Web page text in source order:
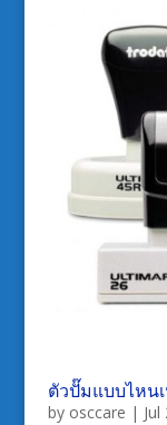
ตัวปั๊มแบบไหน
by osccare |